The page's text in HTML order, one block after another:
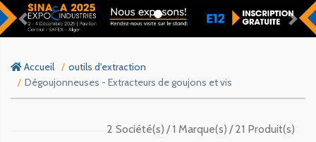
Previous
Accueil
outils d'extraction
Dégoujonneuses - Extracteurs de goujons et vis
21 Produit(s)
1 Marque(s)
2 Société(s)